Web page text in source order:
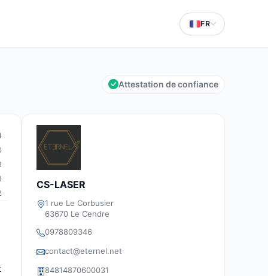
FR
Attestation de confiance
CS-LASER
1 rue Le Corbusier
63670 Le Cendre
0978809346
contact@eternel.net
84814870600031